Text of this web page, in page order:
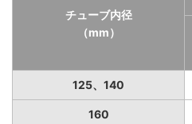
チューブ内径
（mm）
125、140
160